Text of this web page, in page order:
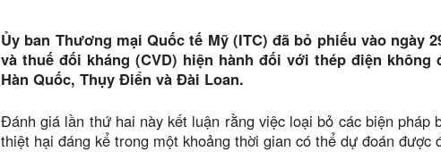
Ủy ban Thương mại Quốc tế Mỹ (ITC) đã bỏ phiếu vào ngày
và thuế đối kháng (CVD) hiện hành đối với thép điện
Hàn Quốc, Thụy Điển và Đài Loan.
Đánh giá lần thứ hai này kết luận rằng việc loại bỏ các biện
thiệt hại đáng kể trong một khoảng thời gian có thể dự đoán được